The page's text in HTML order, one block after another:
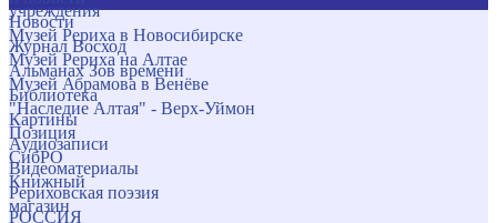
учреждения
Музей Рериха в Новосибирске
Музей Рериха на Алтае
Музей Абрамова в Венёве
"Наследие Алтая" - Верх-Уймон
Позиция
СибРО
Книжный
магазин
Новости
Журнал Восход
Альманах Зов времени
Библиотека
Картины
Аудиозаписи
Видеоматериалы
Рериховская поэзия
РОССИЯ